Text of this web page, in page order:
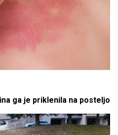
ga je priklenila na posteljo